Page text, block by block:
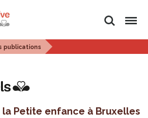
Rechercher
Menu
publications
la Petite enfance à Bruxelles